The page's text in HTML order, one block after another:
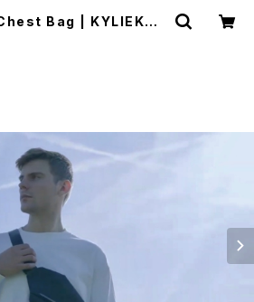
Bag | KYLIEKLA